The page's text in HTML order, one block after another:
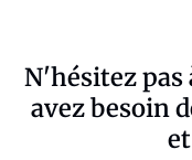
N'hésitez pas
avez besoin